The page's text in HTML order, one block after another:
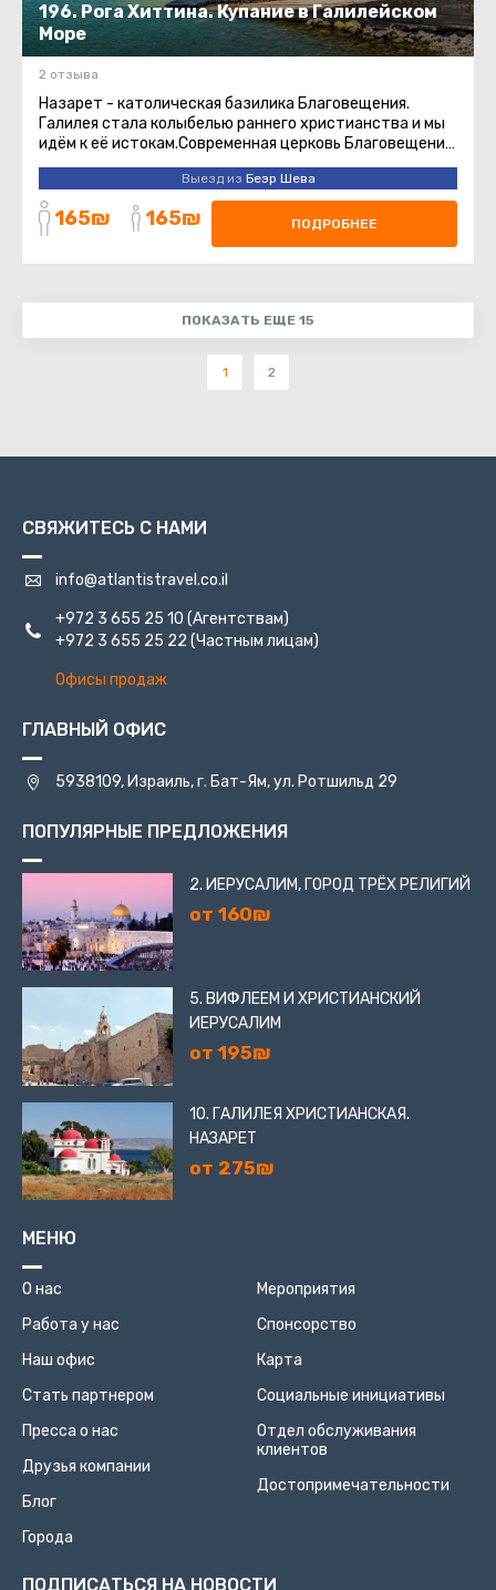
196. Рога Хиттина. Купание в Галилейском
Море
2 отзыва
Назарет - католическая базилика Благовещения.
Галилея стала колыбелью раннего христианства и мы
идём к её истокам.Современная церковь Благовещения
воздвигнута в 1969 ...
Выезд из Беэр Шева
165₪ 165₪ ПОДРОБНЕЕ
ПОКАЗАТЬ ЕЩЕ 15
1 2
СВЯЖИТЕСЬ С НАМИ
info@atlantistravel.co.il
+972 3 655 25 10 (Агентствам)
+972 3 655 25 22 (Частным лицам)
Офисы продаж
ГЛАВНЫЙ ОФИС
5938109, Израиль, г. Бат-Ям, ул. Ротшильд 29
ПОПУЛЯРНЫЕ ПРЕДЛОЖЕНИЯ
2. ИЕРУСАЛИМ, ГОРОД ТРЁХ РЕЛИГИЙ
от 160₪
5. ВИФЛЕЕМ И ХРИСТИАНСКИЙ
ИЕРУСАЛИМ
от 195₪
10. ГАЛИЛЕЯ ХРИСТИАНСКАЯ.
НАЗАРЕТ
от 275₪
МЕНЮ
О нас
Работа у нас
Наш офис
Стать партнером
Пресса о нас
Друзья компании
Блог
Города
Мероприятия
Спонсорство
Карта
Социальные инициативы
Отдел обслуживания
клиентов
Достопримечательности
ПОДПИСАТЬСЯ НА НОВОСТИ